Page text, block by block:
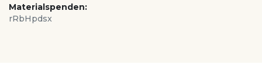
Materialspenden:
rRbHpdsx